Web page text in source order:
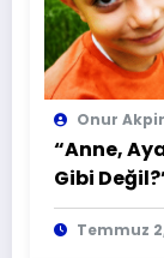
Onur
“Anne,
Gibi
Zamana
Temmuz